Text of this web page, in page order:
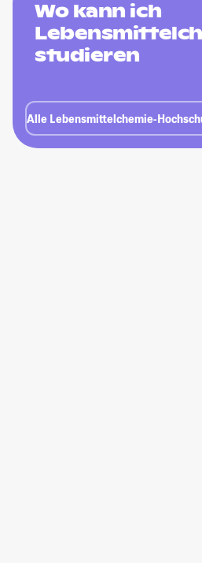
Wo kann ich
studieren
Alle Lebensmittelchemie-